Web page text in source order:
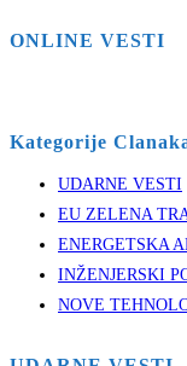
ONLINE VESTI
Kategorije
UDARNE VESTI
EU ZELENA
ENERGETSKA
INŽENJERSKI
NOVE